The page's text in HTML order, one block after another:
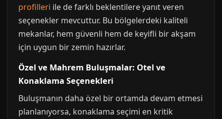
profilleri ile de farklı beklentilere yanıt veren
seçenekler mevcuttur. Bu bölgelerdeki kaliteli
mekanlar, hem güvenli hem de keyifli bir akşam
için uygun bir zemin hazırlar.
Özel ve Mahrem Buluşmalar: Otel ve
Konaklama Seçenekleri
Buluşmanın daha özel bir ortamda devam etmesi
planlanıyorsa, konaklama seçimi en kritik